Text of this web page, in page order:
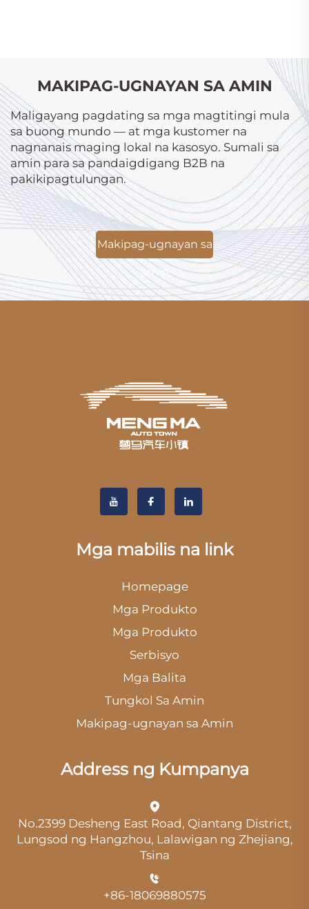
MAKIPAG-UGNAYAN SA AMIN
Maligayang pagdating sa mga magtitingi mula
sa buong mundo — at mga kustomer na
nagnanais maging lokal na kasosyo. Sumali sa
amin para sa pandaigdigang B2B na
pakikipagtulungan.
Makipag-ugnayan sa
amin
Mga mabilis na link
Homepage
Mga Produkto
Mga Produkto
Serbisyo
Mga Balita
Tungkol Sa Amin
Makipag-ugnayan sa Amin
Address ng Kumpanya
No.2399 Desheng East Road, Qiantang District,
Lungsod ng Hangzhou, Lalawigan ng Zhejiang,
Tsina
+86-18069880575